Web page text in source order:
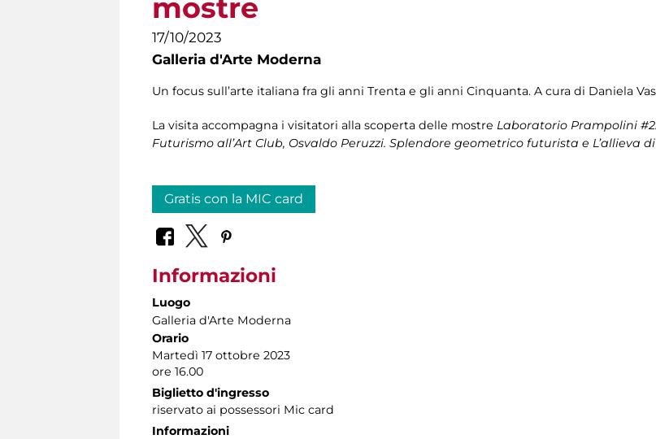
mostre
17/10/2023
Galleria d'Arte Moderna
Un focus sull’arte italiana fra gli anni Trenta e gli anni Cinquanta. A cura di Daniela
La visita accompagna i visitatori alla scoperta delle mostre Laboratorio Prampolini
Futurismo all’Art Club, Osvaldo Peruzzi. Splendore geometrico futurista e L’allieva
Gratis con la MIC card
Informazioni
Luogo
Galleria d'Arte Moderna
Orario
Martedì 17 ottobre 2023
ore 16.00
Biglietto d'ingresso
riservato ai possessori Mic card
Informazioni